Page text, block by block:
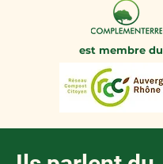
est membre du